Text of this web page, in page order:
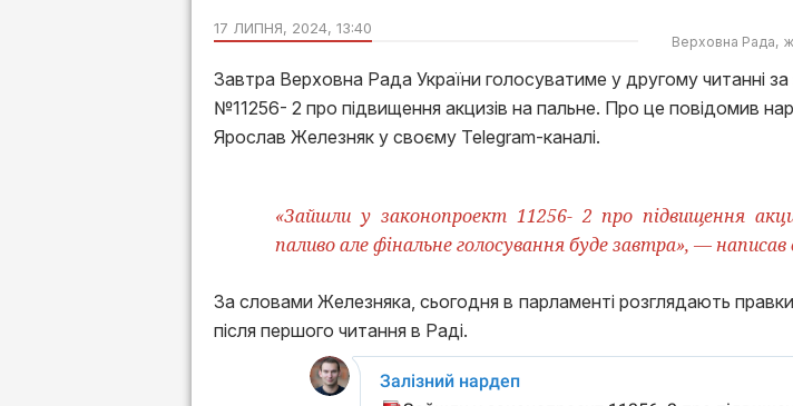
17 ЛИПНЯ, 2024, 13:40
Верховна Рада
Завтра Верховна Рада України голосуватиме у другому читанні
№11256- 2 про підвищення акцизів на пальне. Про це повідомив
Ярослав Железняк у своєму Telegram-каналі.
«Зайшли у законопроект 11256- 2 про підвищення
паливо але фінальне голосування буде завтра», — написав
За словами Железняка, сьогодня в парламенті розглядають
після першого читання в Раді.